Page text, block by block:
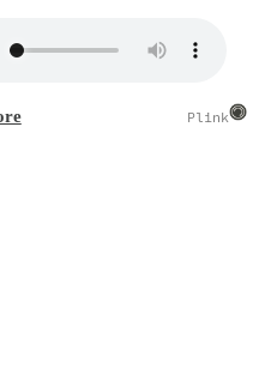
Plink